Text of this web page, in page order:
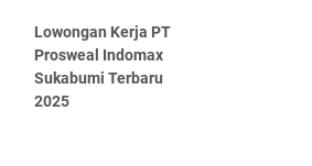
Lowongan Kerja PT
Prosweal Indomax
Sukabumi Terbaru
2025